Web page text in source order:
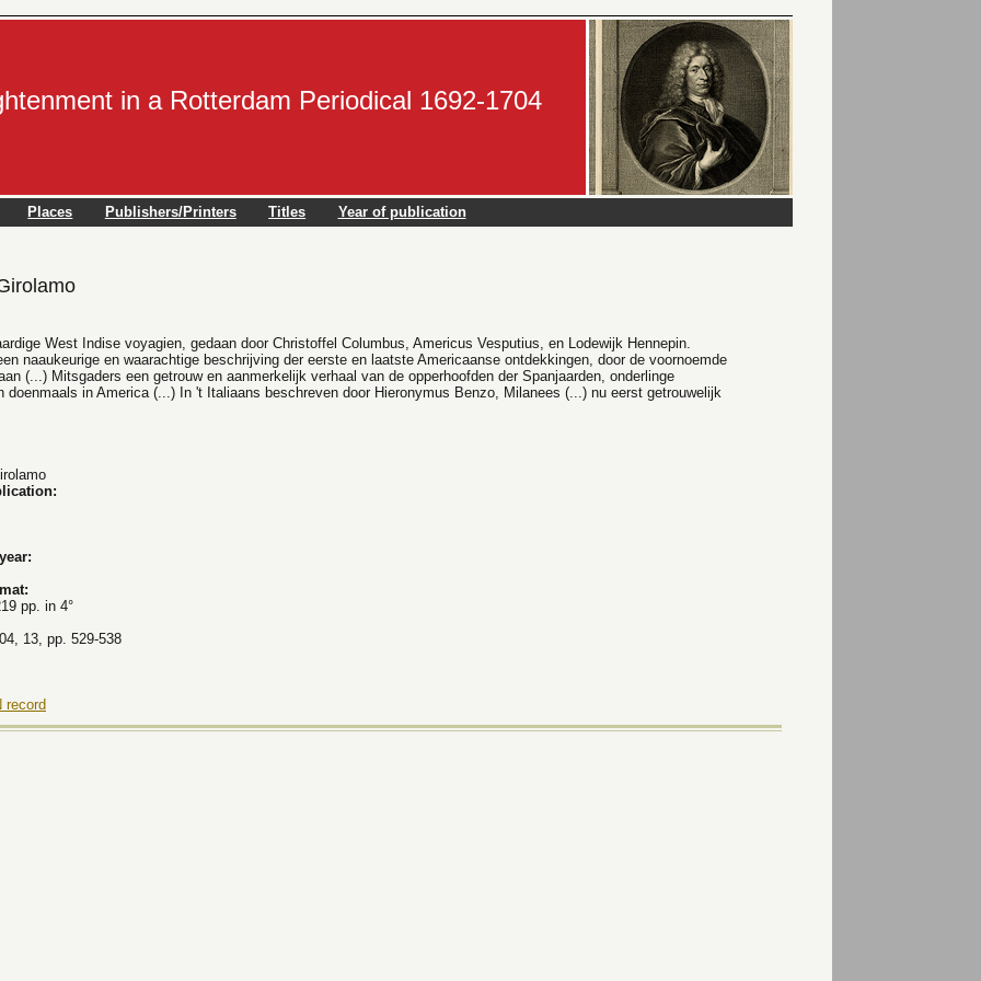
in a Rotterdam Periodical 1692-1704
Places Publishers/Printers Titles Year of publication
West Indise voyagien, gedaan door Christoffel Columbus, Americus Vesputius, en Lodewijk Hennepin.
naaukeurige en waarachtige beschrijving der eerste en laatste Americaanse ontdekkingen, door de voornoemde
(...) Mitsgaders een getrouw en aanmerkelijk verhaal van de opperhoofden der Spanjaarden, onderlinge
doenmaals in America (...) In 't Italiaans beschreven door Hieronymus Benzo, Milanees (...) nu eerst getrouwelijk
pp. in 4°
13, pp. 529-538
record